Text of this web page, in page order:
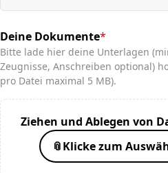
Deine Dokumente*
(required)
Bitte lade hier deine Unterlagen
Zeugnisse, Anschreiben optional)
pro Datei maximal 5 MB).
Ziehen und Ablegen von
📎Klicke zum